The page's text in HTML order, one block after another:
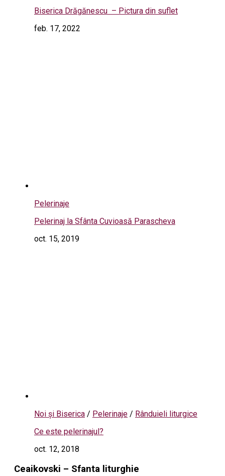
Biserica Drăgănescu – Pictura din suflet
feb. 17, 2022
Pelerinaje
Pelerinaj la Sfânta Cuvioasă Parascheva
oct. 15, 2019
Noi și Biserica / Pelerinaje / Rânduieli liturgice
Ce este pelerinajul?
oct. 12, 2018
Ceaikovski – Sfanta liturghie